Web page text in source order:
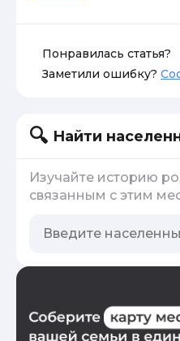
Понравилась статья?
Заметили ошибку?
Найти
Изучайте историю
связанным с этим